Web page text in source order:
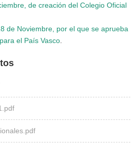
de creación del Colegio Oficial
de Noviembre, por el que se aprueba
el País Vasco